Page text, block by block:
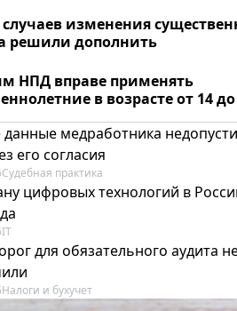
изменения
решили дополнить
НПД вправе применять
в возрасте от 14 до
медработника
его согласия
Судебная практика
цифровых технологий в
IT
для обязательного аудита
Налоги и бухучет